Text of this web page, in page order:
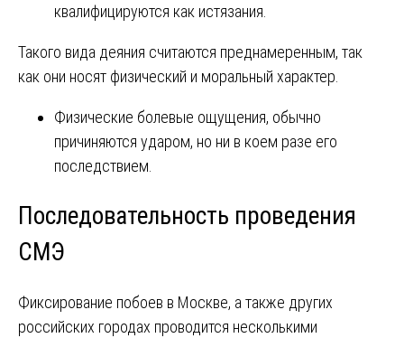
квалифицируются как истязания.
Такого вида деяния считаются преднамеренным, так
как они носят физический и моральный характер.
Физические болевые ощущения, обычно
причиняются ударом, но ни в коем разе его
последствием.
Последовательность проведения
СМЭ
Фиксирование побоев в Москве, а также других
российских городах проводится несколькими